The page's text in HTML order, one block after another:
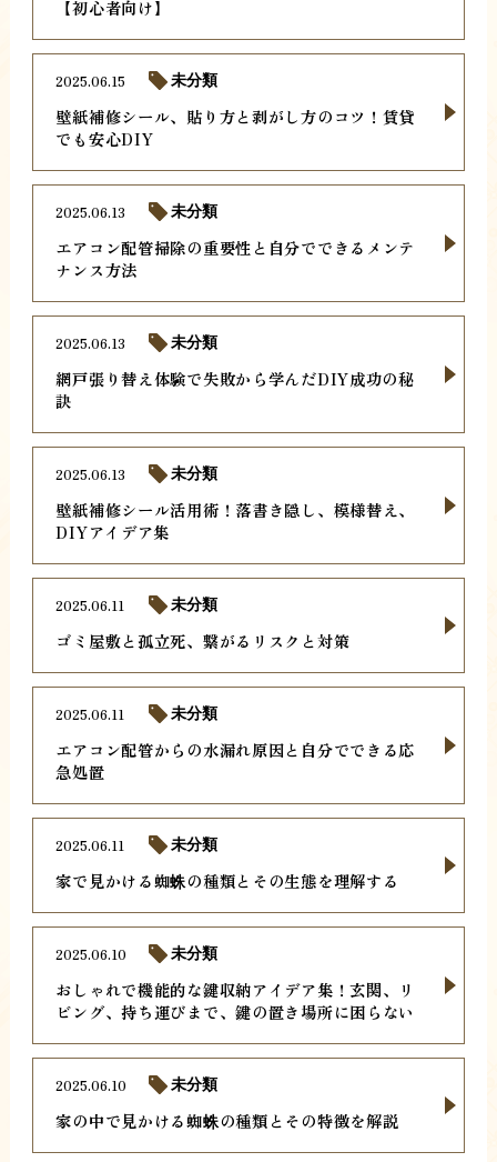
【初心者向け】
壁紙補修シール、貼り方と剥がし方のコツ！賃貸
でも安心DIY
2025.06.15 未分類
エアコン配管掃除の重要性と自分でできるメンテ
ナンス方法
2025.06.13 未分類
網戸張り替え体験で失敗から学んだDIY成功の秘
訣
2025.06.13 未分類
壁紙補修シール活用術！落書き隠し、模様替え、
DIYアイデア集
2025.06.13 未分類
ゴミ屋敷と孤立死、繋がるリスクと対策
2025.06.11 未分類
エアコン配管からの水漏れ原因と自分でできる応
急処置
2025.06.11 未分類
家で見かける蜘蛛の種類とその生態を理解する
2025.06.11 未分類
おしゃれで機能的な鍵収納アイデア集！玄関、リ
ビング、持ち運びまで、鍵の置き場所に困らない
2025.06.10 未分類
家の中で見かける蜘蛛の種類とその特徴を解説
2025.06.10 未分類